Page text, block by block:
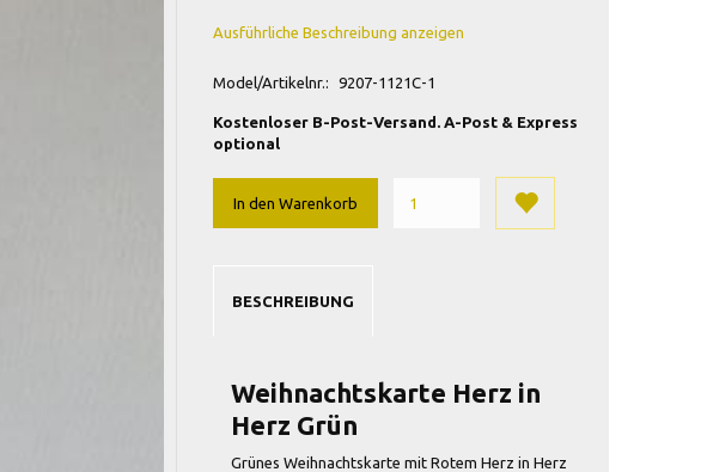
Ausführliche Beschreibung anzeigen
Model/Artikelnr.: 9207-1121C-1
Kostenloser B-Post-Versand. A-Post & Express
optional
In den Warenkorb
BESCHREIBUNG
Weihnachtskarte Herz in
Herz Grün
Grünes Weihnachtskarte mit Rotem Herz in Herz